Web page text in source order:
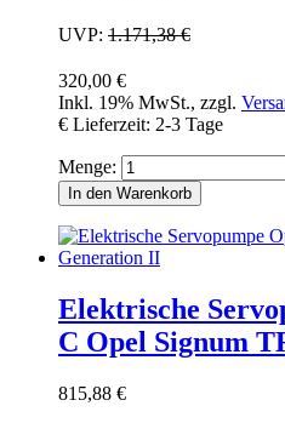
UVP: 1.171,38 €
320,00 €
Inkl. 19% MwSt., zzgl.
€ Lieferzeit: 2-3 Tage
Menge:
In den Warenkorb
Elektrische
C Opel Signum
815,88 €